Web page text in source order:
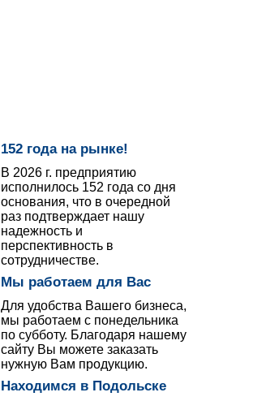
152 года на рынке!
В 2026 г. предприятию
исполнилось 152 года со дня
основания, что в очередной
раз подтверждает нашу
надежность и
перспективность в
сотрудничестве.
Мы работаем для Вас
Для удобства Вашего бизнеса,
мы работаем с понедельника
по субботу. Благодаря нашему
сайту Вы можете заказать
нужную Вам продукцию.
Находимся в Подольске